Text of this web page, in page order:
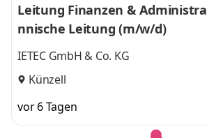
Leitung Finanzen &
nnische Leitung (m/w/d)
IETEC GmbH & Co. KG
Künzell
vor 6 Tagen